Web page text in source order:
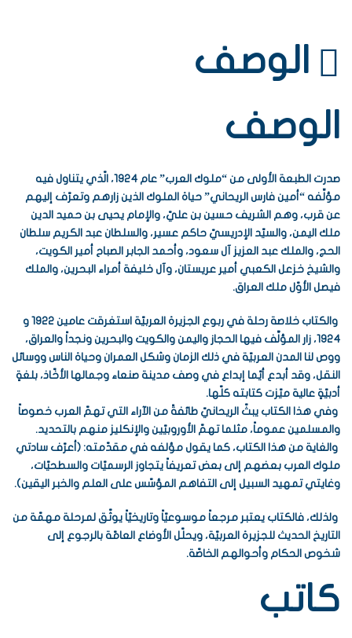
الوصف
الوصف
صدرت الطبعة الأولى من “ملوك العرب” عام 1924، الّذي يتناول فيه
مؤلِّفه “أمين فارس الريحاني” حياة ‏الملوك الذين زارهم وتعرّف إليهم
عن قرب، وهم الشريف حسين بن عليّ، والإمام يحيى بن حميد الدين
ملك ‏اليمن، والسيّد الإدريسيّ حاكم عسير، والسلطان عبد الكريم سلطان
الحج، والملك عبد العزيز آل سعود، ‏وأحمد الجابر الصباح أمير الكويت،
والشيخ خزعل الكعبي أمير عريستان، وآل خليفة أمراء البحرين، والملك
‏فيصل الأوّل ملك العراق.‏ ‎
‎ والكتاب خلاصة رحلة في ربوع الجزيرة العربيّة استغرقت عامين 1922 و
1924، زار المؤلَّف فيها ‏الحجاز واليمن والكويت والبحرين ونجداً والعراق،
ووص لنا المدن العربيّة في ذلك الزمان وشكل العمران ‏وحياة الناس ووسائل
النقل، وقد أبدع أيّما إبداع في وصف مدينة صنعاء وجمالها الأخّاذ، بلغةٍ
أدبيّةٍ عالية ‏ميّزت كتابته كلّها.‏ ‎
‎ وفي هذا الكتاب يبثّ الريحانيّ طائفةً من الآراء التي تهمّ العرب خصوصاً
والمسلمين عموماً، مثلما تهمّ ‏الأوروبيّين والإنكليز منهم بالتحديد.‏ ‎
‎ والغاية من هذا الكتاب، كما يقول مؤلفه في مقدّمته: (أعرّف سادتي
ملوك العرب بعضهم إلى بعض تعريفاً ‏يتجاوز الرسميّات والسطحيّات،
وغايتي تمهيد السبيل إلى التفاهم المؤسّس على العلم والخبر اليقين).‏ ‎
‎ ولذلك، فالكتاب يعتبر مرجعاً موسوعيّاً وتاريخيّاً يوثّق لمرحلة مهمّة من
التاريخ الحديث للجزيرة العربيّة، ‏ويحلّل الأوضاع العامّة بالرجوع إلى
شخوص الحكام وأحوالهم الخاصّة.‏
كاتب